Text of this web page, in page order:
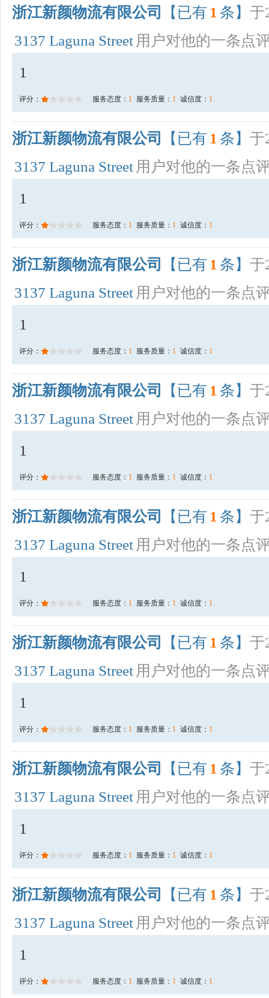
浙江新颜物流有限公司 【已有 1 条】 于
3137 Laguna Street 用户对他的一条点
1
评分： 服务态度： 1 服务质量： 1 诚信度： 1
浙江新颜物流有限公司 【已有 1 条】 于
3137 Laguna Street 用户对他的一条点
1
评分： 服务态度： 1 服务质量： 1 诚信度： 1
浙江新颜物流有限公司 【已有 1 条】 于
3137 Laguna Street 用户对他的一条点
1
评分： 服务态度： 1 服务质量： 1 诚信度： 1
浙江新颜物流有限公司 【已有 1 条】 于
3137 Laguna Street 用户对他的一条点
1
评分： 服务态度： 1 服务质量： 1 诚信度： 1
浙江新颜物流有限公司 【已有 1 条】 于
3137 Laguna Street 用户对他的一条点
1
评分： 服务态度： 1 服务质量： 1 诚信度： 1
浙江新颜物流有限公司 【已有 1 条】 于
3137 Laguna Street 用户对他的一条点
1
评分： 服务态度： 1 服务质量： 1 诚信度： 1
浙江新颜物流有限公司 【已有 1 条】 于
3137 Laguna Street 用户对他的一条点
1
评分： 服务态度： 1 服务质量： 1 诚信度： 1
浙江新颜物流有限公司 【已有 1 条】 于
3137 Laguna Street 用户对他的一条点
1
评分： 服务态度： 1 服务质量： 1 诚信度： 1